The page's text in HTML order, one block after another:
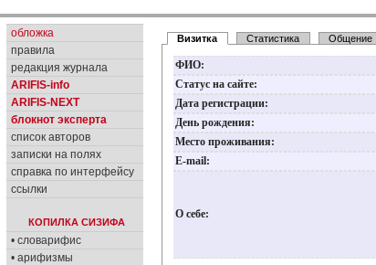
обложка
правила
редакция журнала
ARIFIS-info
ARIFIS-NEXT
блокнот эксперта
список авторов
записки на полях
справка по интерфейсу
ссылки
КОПИЛКА СИЗИФА
• словарифис
• арифизмы
Визитка Статистика Общение
ФИО:
Статус на сайте:
Дата регистрации:
День рождения:
Место проживания:
E-mail:
О себе: